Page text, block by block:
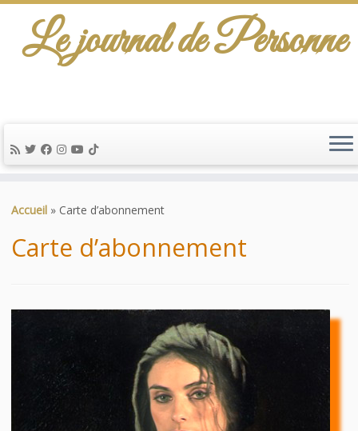
au
Le journal de Personne
Accueil » Carte d’abonnement
Carte d’abonnement